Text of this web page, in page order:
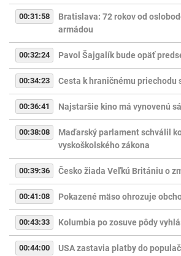
00:31:58
Bratislava: 72 rokov od
armádou
00:32:24 Pavol Šajgalík bude opäť
00:34:23 Cesta k hraničnému priechodu
00:36:41 Najstaršie kino má vynovenú
00:38:08
Maďarský parlament schválil
vyskoškolského zákona
00:39:36 Česko žiada Veľkú Britániu o
00:41:08 Pokazené mäso ohrozuje
00:43:33 Kolumbia po zosuve pôdy
00:44:00 USA zastavia platby do